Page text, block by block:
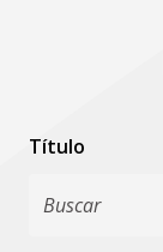
Título